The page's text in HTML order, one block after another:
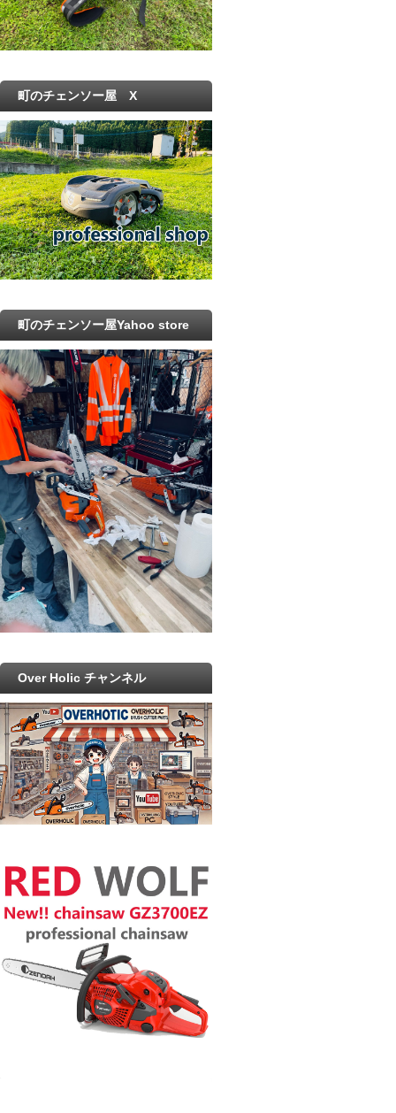
町のチェンソー屋 X
町のチェンソー屋Yahoo store
Over Holic チャンネル